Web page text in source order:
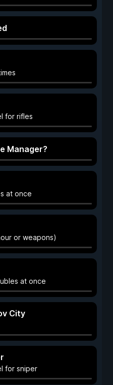
for rifles
Manager?
at once
or weapons)
at once
City
for sniper